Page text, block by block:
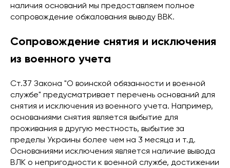
наличия оснований мы предоставляем полное
сопровождение обжалования выводу ВВК.
Сопровождение снятия и исключения
из военного учета
Ст.37 Закона "О воинской обязанности и военной
службе" предусматривает перечень оснований для
снятия и исключения из военного учета. Например,
основаниями снятия является выбытие для
проживания в другую местность, выбытие за
пределы Украины более чем на 3 месяца и т.д.
Основаниями исключения является наличие вывода
ВЛК о непригодности к военной службе, достижении